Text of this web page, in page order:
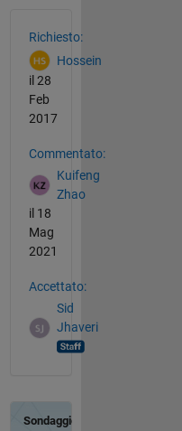
Richiesto:
Hossein
il 28
Feb
2017
Commentato:
Kuifeng
Zhao
il 18
Mag
2021
Accettato:
Sid
Jhaveri